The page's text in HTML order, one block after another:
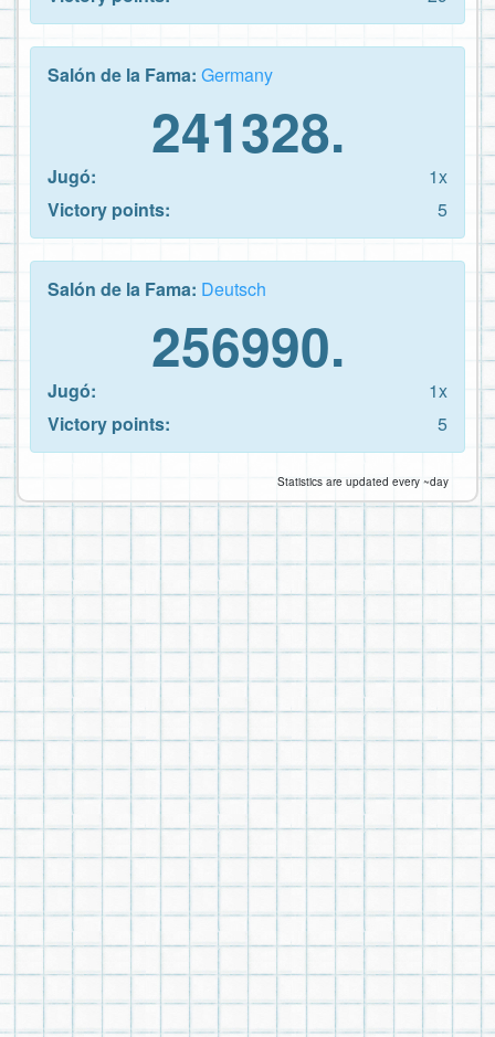
Salón de la Fama: Germany
241328.
Jugó:
1x
Victory points:
5
Salón de la Fama: Deutsch
256990.
Jugó:
1x
Victory points:
5
Statistics are updated every ~day